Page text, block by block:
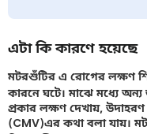
এটা কি কারণে হয়েছে
মটরশুঁটির এ রোগের লক্ষণ
কারনে ঘটে। মাঝে মধ্যে
প্রকার লক্ষণ দেখায়,
(CMV)এর কথা বলা যায়।